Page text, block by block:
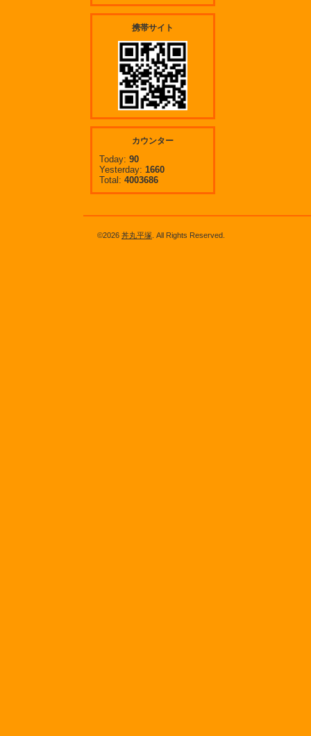
携帯サイト
カウンター
Today: 90
Yesterday: 1660
Total: 4003686
©2026 丼丸平塚 . All Rights Reserved.